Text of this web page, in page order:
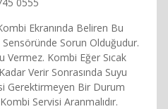
Ekranında Beliren Bu
Sensöründe Sorun Olduğudur.
Vermez. Kombi Eğer Sıcak
Verir Sonrasında Suyu
Gerektirmeyen Bir Durum
Servisi Aranmalıdır.